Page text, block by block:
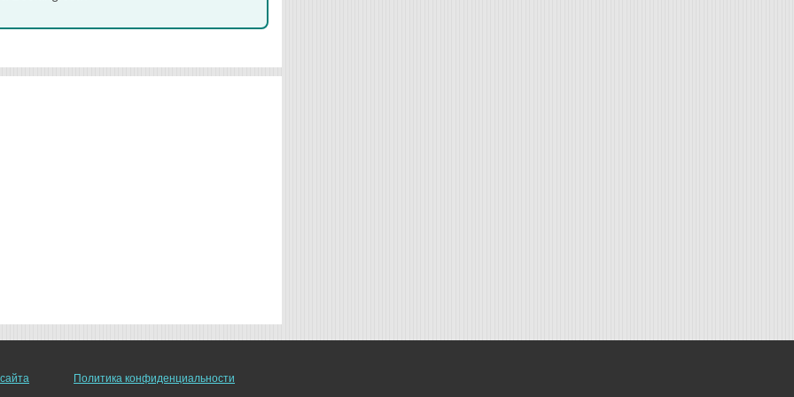
Политика конфиденциальности